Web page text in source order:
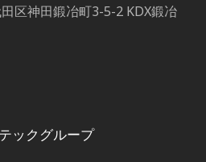
区神田鍛冶町3-5-2 KDX鍛冶
ックグループ